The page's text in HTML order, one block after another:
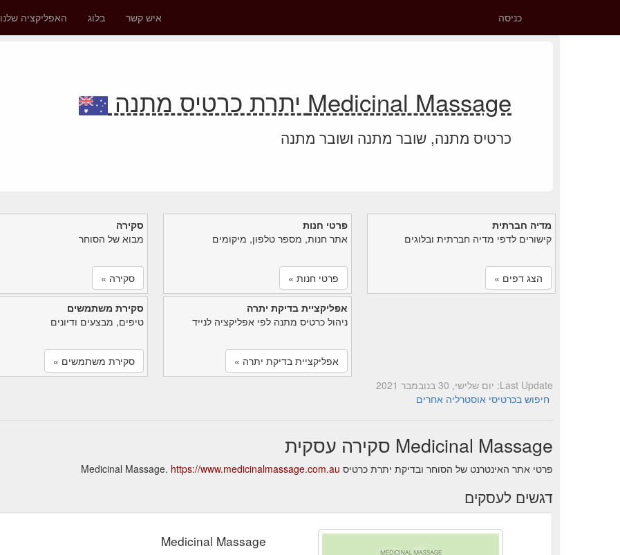
האפליקציה שלנו בלוג איש קשר כניסה
Medicinal Massage יתרת כרטיס מתנה
כרטיס מתנה, שובר מתנה ושובר מתנה
סקירה
מבוא של הסוחר
סקירה »
פרטי חנות
אתר חנות, מספר טלפון, מיקומים
פרטי חנות »
מדיה חברתית
קישורים לדפי מדיה חברתית ובלוגים
הצג דפים »
סקירת משתמשים
טיפים, מבצעים ודיונים
סקירת משתמשים »
אפליקציית בדיקת יתרה
ניהול כרטיס מתנה לפי אפליקציה לנייד
אפליקציית בדיקת יתרה »
Last Update: יום שלישי, 30 בנובמבר 2021
חיפוש בכרטיסי אוסטרליה אחרים
Medicinal Massage סקירה עסקית
פרטי אתר האינטרנט של הסוחר ובדיקת יתרת כרטיס Medicinal Massage. https://www.medicinalmassage.com.au
דגשים לעסקים
Medicinal Massage